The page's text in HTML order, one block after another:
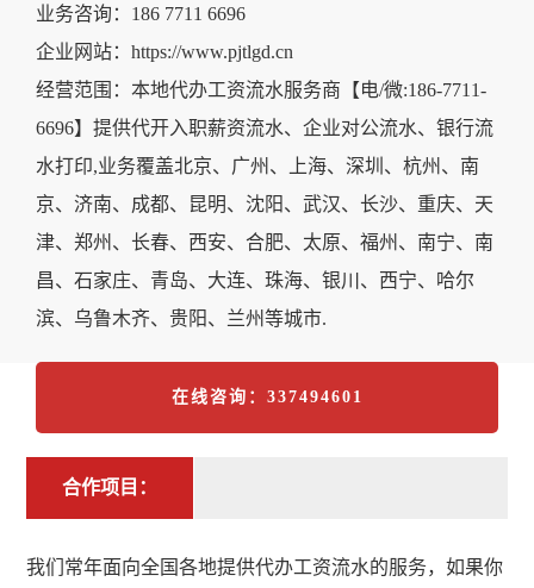
业务咨询：186 7711 6696
企业网站：https://www.pjtlgd.cn
经营范围：本地代办工资流水服务商【电/微:186-7711-
6696】提供代开入职薪资流水、企业对公流水、银行流
水打印,业务覆盖北京、广州、上海、深圳、杭州、南
京、济南、成都、昆明、沈阳、武汉、长沙、重庆、天
津、郑州、长春、西安、合肥、太原、福州、南宁、南
昌、石家庄、青岛、大连、珠海、银川、西宁、哈尔
滨、乌鲁木齐、贵阳、兰州等城市.
在线咨询：337494601
合作项目：
我们常年面向全国各地提供代办工资流水的服务，如果你